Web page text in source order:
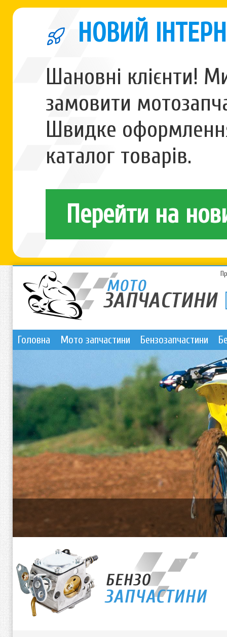
НОВИЙ
Шановні клієнти!
замовити
Швидке
каталог товарів.
Перейти на
Головна Мото запчастини Бензозапчастини